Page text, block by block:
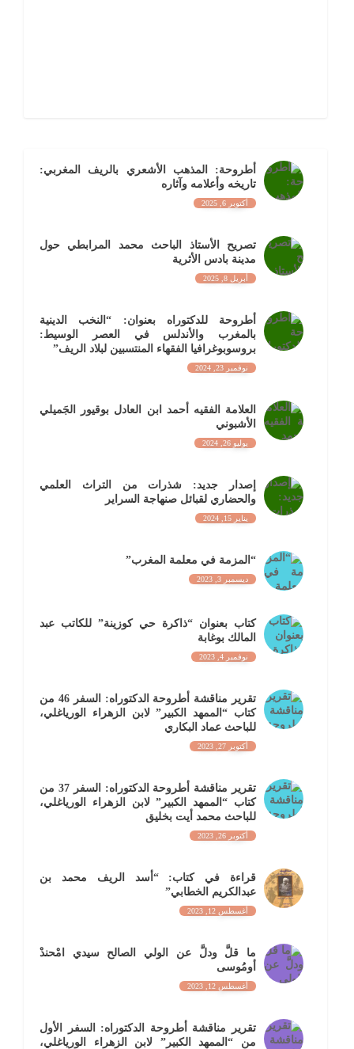
أطروحة: المذهب الأشعري بالريف المغربي:
تاريخه وأعلامه وآثاره
أكتوبر 6, 2025
تصريح الأستاذ الباحث محمد المرابطي حول
مدينة بادس الأثرية
أبريل 8, 2025
أطروحة للدكتوراه بعنوان: “النخب الدينية
بالمغرب والأندلس في العصر الوسيط:
بروسوبوغرافيا الفقهاء المنتسبين لبلاد الريف”
نوفمبر 23, 2024
العلامة الفقيه أحمد ابن العادل بوقيور الجَميلي
الأشبوني
يوليو 26, 2024
إصدار جديد: شذرات من التراث العلمي
والحضاري لقبائل صنهاجة السراير
يناير 15, 2024
“المزمة في معلمة المغرب”
ديسمبر 3, 2023
كتاب بعنوان “ذاكرة حي كوزينة” للكاتب عبد
المالك بوغابة
نوفمبر 4, 2023
تقرير مناقشة أطروحة الدكتوراه: السفر 46 من
كتاب “الممهد الكبير” لابن الزهراء الورياغلي،
للباحث عماد البكاري
أكتوبر 27, 2023
تقرير مناقشة أطروحة الدكتوراه: السفر 37 من
كتاب “الممهد الكبير” لابن الزهراء الورياغلي،
للباحث محمد أيت بخليق
أكتوبر 26, 2023
قراءة في كتاب: “أسد الريف محمد بن
عبدالكريم الخطابي”
أغسطس 12, 2023
ما قلَّ ودلَّ عن الولي الصالح سيدي امْحندْ
أومُوسى
أغسطس 12, 2023
تقرير مناقشة أطروحة الدكتوراه: السفر الأول
من “الممهد الكبير” لابن الزهراء الورياغلي،